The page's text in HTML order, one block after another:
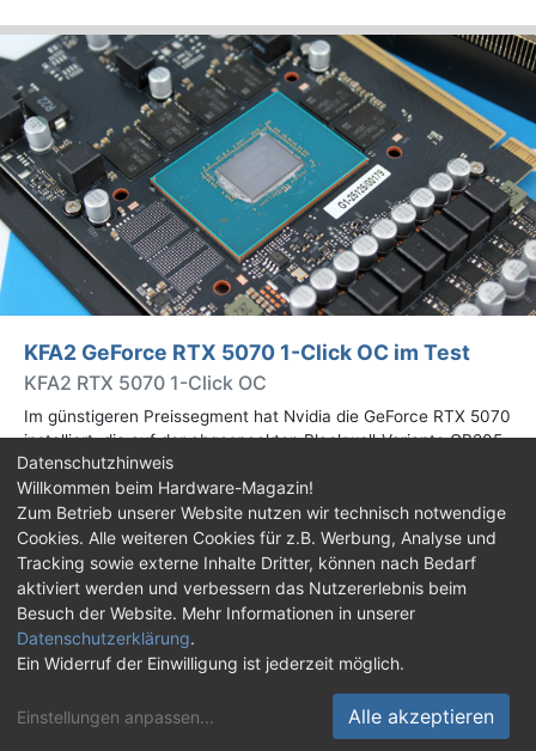
KFA2 GeForce RTX 5070 1-Click OC im Test
KFA2 RTX 5070 1-Click OC
Im günstigeren Preissegment hat Nvidia die GeForce RTX 5070
installiert, die auf der abgespeckten Blackwell-Variante GB205
basiert. Wir haben uns ein Custom-Design von Hersteller KFA2
im Test genauer angesehen.
Impressum| Kontakt |Jobs |Datenschutz |
Consent‑Einstellungen |Haftungsausschluss
Feed Facebook
Twitch
Discord
© Copyright 2001 - 2026 Hardware-Magazin
Datenschutzhinweis
Willkommen beim Hardware-Magazin!
Zum Betrieb unserer Website nutzen wir technisch notwendige
Cookies. Alle weiteren Cookies für z.B. Werbung, Analyse und
Tracking sowie externe Inhalte Dritter, können nach Bedarf
aktiviert werden und verbessern das Nutzererlebnis beim
Besuch der Website. Mehr Informationen in unserer
Datenschutzerklärung.
Ein Widerruf der Einwilligung ist jederzeit möglich.
Einstellungen anpassen... Alle akzeptieren